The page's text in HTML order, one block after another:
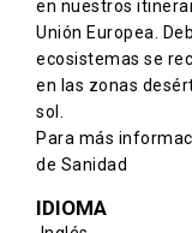
en nuestros
Unión Europea.
ecosistemas se
en las zonas
sol.
Para más
de Sanidad
IDIOMA